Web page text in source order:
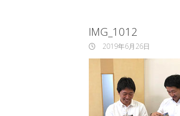
IMG_1012
2019年6月26日